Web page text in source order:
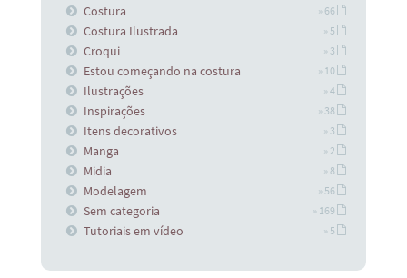
Costura » 66
Costura Ilustrada » 5
Croqui » 3
Estou começando na costura » 10
Ilustrações » 4
Inspirações » 38
Itens decorativos » 3
Manga » 2
Midia » 8
Modelagem » 56
Sem categoria » 169
Tutoriais em vídeo » 5